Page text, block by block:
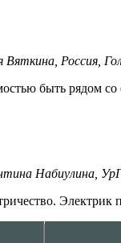
Россия,
быть рядом
Набиулина,